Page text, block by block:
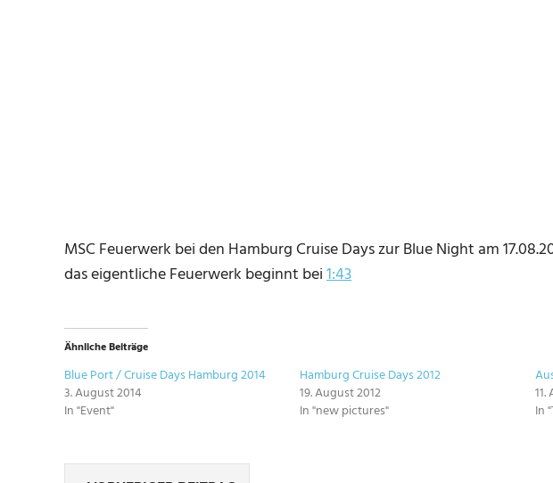
MSC Feuerwerk bei den Hamburg Cruise Days zur Blue Night am
das eigentliche Feuerwerk beginnt bei1:43
Ähnliche Beiträge
Blue Port / Cruise Days Hamburg 2014
3. August 2014
In "Event"
Hamburg Cruise Days 2012
19. August 2012
In "new pictures"
In
SCHLAGWÖRTER